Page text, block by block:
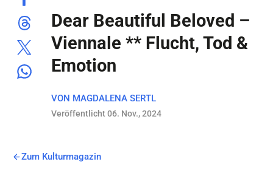
Dear Beautiful Beloved –
Viennale ** Flucht, Tod &
Emotion
VON MAGDALENA SERTL
Veröffentlicht 06. Nov., 2024
Zum Kulturmagazin